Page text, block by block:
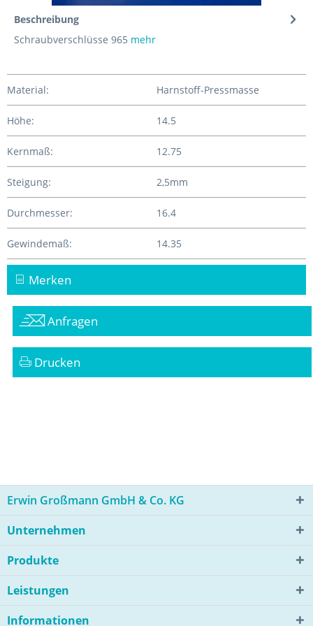
Beschreibung
Schraubverschlüsse 965 mehr
Material: Harnstoff-Pressmasse
Höhe: 14.5
Kernmaß: 12.75
Steigung: 2,5mm
Durchmesser: 16.4
Gewindemaß: 14.35
Merken
Anfragen
Drucken
Erwin Großmann GmbH & Co. KG
Unternehmen
Produkte
Leistungen
Informationen